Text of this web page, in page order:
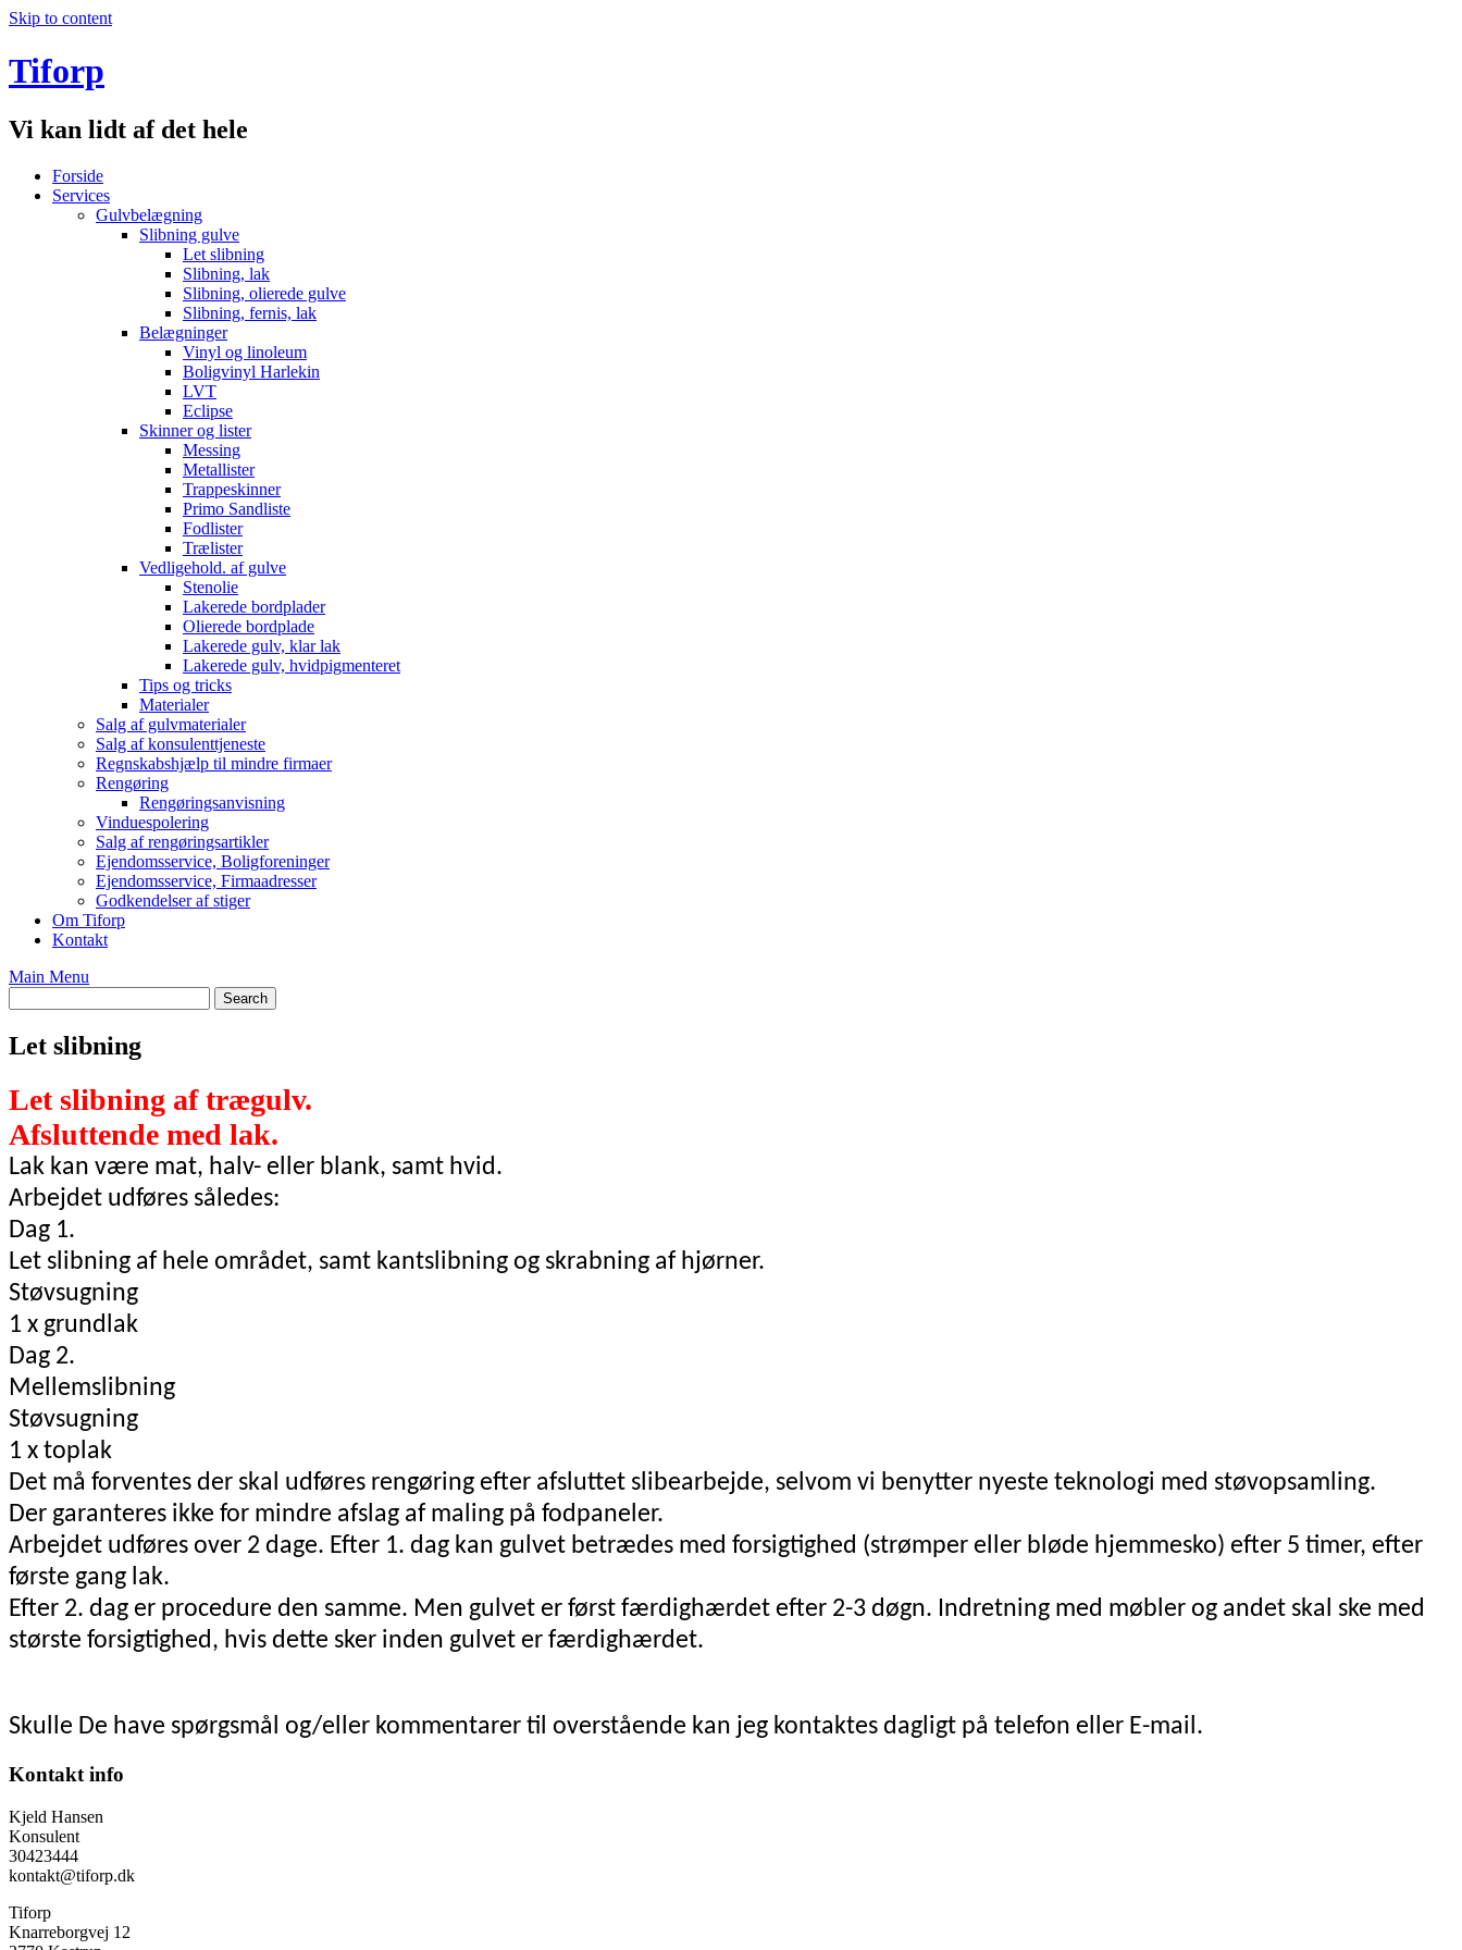
Skip to content
Tiforp
Vi kan lidt af det hele
Forside
Services
Gulvbelægning
Slibning gulve
Let slibning
Slibning, lak
Slibning, olierede gulve
Slibning, fernis, lak
Belægninger
Vinyl og linoleum
Boligvinyl Harlekin
LVT
Eclipse
Skinner og lister
Messing
Metallister
Trappeskinner
Primo Sandliste
Fodlister
Trælister
Vedligehold. af gulve
Stenolie
Lakerede bordplader
Olierede bordplade
Lakerede gulv, klar lak
Lakerede gulv, hvidpigmenteret
Tips og tricks
Materialer
Salg af gulvmaterialer
Salg af konsulenttjeneste
Regnskabshjælp til mindre firmaer
Rengøring
Rengøringsanvisning
Vinduespolering
Salg af rengøringsartikler
Ejendomsservice, Boligforeninger
Ejendomsservice, Firmaadresser
Godkendelser af stiger
Om Tiforp
Kontakt
Main Menu
Let slibning
Let slibning af trægulv.
Afsluttende med lak.
Lak kan være mat, halv- eller blank, samt hvid.
Arbejdet udføres således:
Dag 1.
Let slibning af hele området, samt kantslibning og skrabning af hjørner.
Støvsugning
1 x grundlak
Dag 2.
Mellemslibning
Støvsugning
1 x toplak
Det må forventes der skal udføres rengøring efter afsluttet slibearbejde, selvom vi benytter nyeste teknologi med støvopsamling.
Der garanteres ikke for mindre afslag af maling på fodpaneler.
Arbejdet udføres over 2 dage. Efter 1. dag kan gulvet betrædes med forsigtighed (strømper eller bløde hjemmesko) efter 5 timer, efter
første gang lak.
Efter 2. dag er procedure den samme. Men gulvet er først færdighærdet efter 2-3 døgn. Indretning med møbler og andet skal ske med
største forsigtighed, hvis dette sker inden gulvet er færdighærdet.
Skulle De have spørgsmål og/eller kommentarer til overstående kan jeg kontaktes dagligt på telefon eller E-mail.
Kontakt info
Kjeld Hansen
Konsulent
30423444
kontakt@tiforp.dk
Tiforp
Knarreborgvej 12